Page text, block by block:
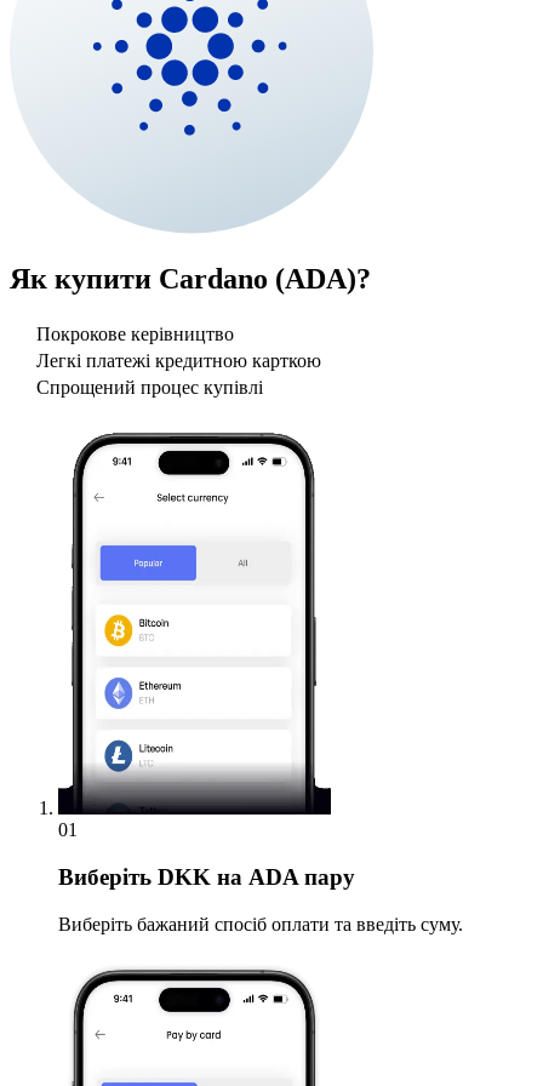
Як купити Cardano (ADA)?
Покрокове керівництво
Легкі платежі кредитною карткою
Спрощений процес купівлі
01
Виберіть DKK на ADA пару
Виберіть бажаний спосіб оплати та введіть суму.